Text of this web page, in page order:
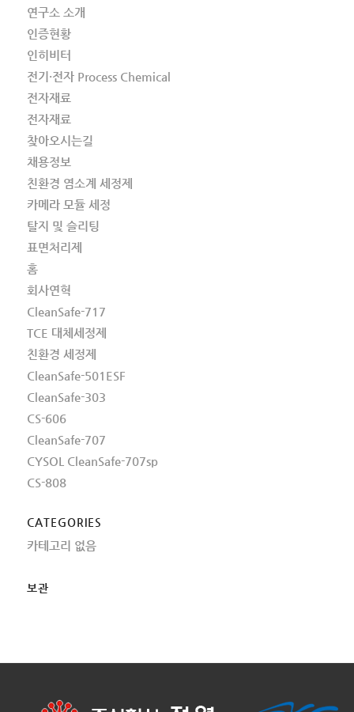
연구소 소개
인증현황
인히비터
전기·전자 Process Chemical
전자재료
전자재료
찾아오시는길
채용정보
친환경 염소계 세정제
카메라 모듈 세정
탈지 및 슬리팅
표면처리제
홈
회사연혁
CleanSafe-717
TCE 대체세정제
친환경 세정제
CleanSafe-501ESF
CleanSafe-303
CS-606
CleanSafe-707
CYSOL CleanSafe-707sp
CS-808
CATEGORIES
카테고리 없음
보관